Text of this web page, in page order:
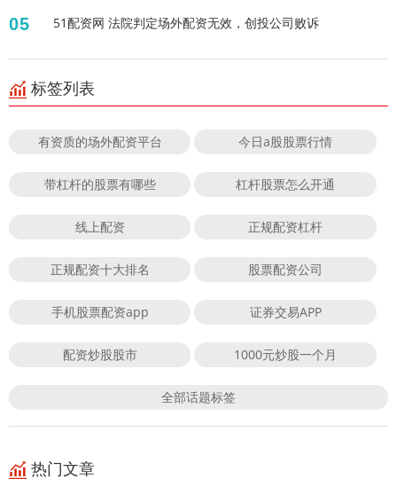
05 51配资网 法院判定场外配资无效，创投公司败诉
标签列表
有资质的场外配资平台 今日a股股票行情
带杠杆的股票有哪些 杠杆股票怎么开通
线上配资 正规配资杠杆
正规配资十大排名 股票配资公司
手机股票配资app 证券交易APP
配资炒股股市 1000元炒股一个月
全部话题标签
热门文章